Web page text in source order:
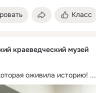
Класс
краеведческий музей
оживила историю! ...